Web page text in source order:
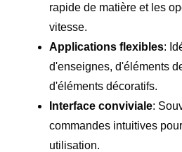
rapide de matière et les
vitesse.
Applications flexibles:
d'enseignes, d'éléments
d'éléments décoratifs.
Interface conviviale:
commandes intuitives
utilisation.